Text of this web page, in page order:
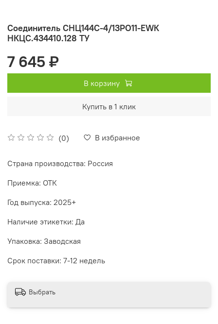
Соединитель СНЦ144С-4/13РО11-EWК
НКЦС.434410.128 ТУ
(0) В избранное
7 645 ₽
В корзину
Купить в 1 клик
Страна производства: Россия
Приемка: ОТК
Год выпуска: 2025+
Наличие этикетки: Да
Упаковка: Заводская
Срок поставки: 7-12 недель
Выбрать